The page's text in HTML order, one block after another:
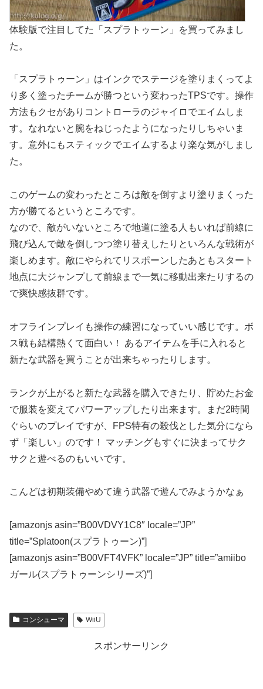
体験版で注目してた「スプラトゥーン」を買ってみまし
た。
「スプラトゥーン」はインクでステージを塗りまくってよ
り多く塗ったチームが勝つという変わったTPSです。操作
方法もクセがありコントローラのジャイロでエイムしま
す。なれないと腕をねじったようになったりしちゃいま
す。意外にもスティックでエイムするより楽な気がしまし
た。
このゲームの変わったところは敵を倒すより塗りまくった
方が勝てるというところです。
なので、敵がいないところで地道に塗る人もいれば前線に
飛び込んで敵を倒しつつ塗り替えしたりといろんな戦術が
楽しめます。敵にやられてリスポーンしたあともスタート
地点に大ジャンプして前線まで一気に移動出来たりするの
で爽快感抜群です。
オフラインプレイも操作の練習になっていい感じです。ボ
ス戦も結構熱くて面白い！ あるアイテムを手に入れると
新たな武器を買うことが出来ちゃったりします。
ランクが上がると新たな武器を購入できたり、貯めたお金
で服装を変えてパワーアップしたり出来ます。まだ2時間
ぐらいのプレイですが、FPS特有の殺伐とした気分になら
ず「楽しい」のです！ マッチングもすぐに決まってサク
サクと遊べるのもいいです。
こんどは初期装備やめて違う武器で遊んでみようかなぁ
[amazonjs asin=”B00VDVY1C8″ locale=”JP”
title=”Splatoon(スプラトゥーン)”]
[amazonjs asin=”B00VFT4VFK” locale=”JP” title=”amiibo
ガール(スプラトゥーンシリーズ)”]
コンシューマ WiiU
スポンサーリンク